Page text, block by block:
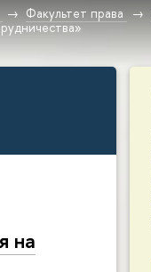
Факультет права
на